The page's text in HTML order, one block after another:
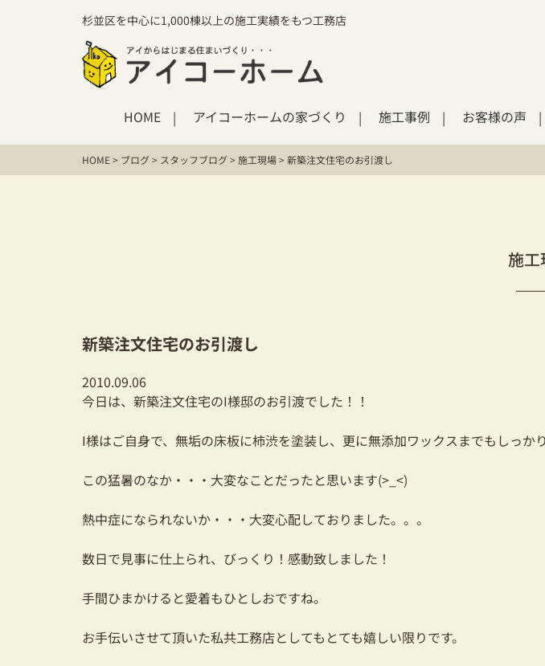
杉並区を中心に1,000棟以上の施工実績をもつ工務店
HOME アイコーホームの家づくり 施工事例 お客様の声
HOME> ブログ> スタッフブログ>施工現場>新築注文住宅のお引渡し
施工
新築注文住宅のお引渡し
2010.09.06
今日は、新築注文住宅のI様邸のお引渡でした！！
I様はご自身で、無垢の床板に柿渋を塗装し、更に無添加ワックスまでもしっか
この猛暑のなか・・・大変なことだったと思います(>_<)
熱中症になられないか・・・大変心配しておりました。。。
数日で見事に仕上られ、びっくり！感動致しました！
手間ひまかけると愛着もひとしおですね。
お手伝いさせて頂いた私共工務店としてもとても嬉しい限りです。